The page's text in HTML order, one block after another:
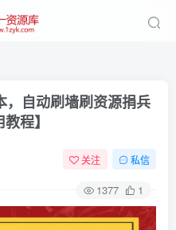
自动刷墙刷资源捐兵
程】
关注 私信
1377 1